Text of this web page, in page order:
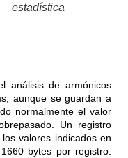
análisis de armónicos
aunque se guardan a
normalmente el valor
Un registro
valores indicados en
bytes por registro.